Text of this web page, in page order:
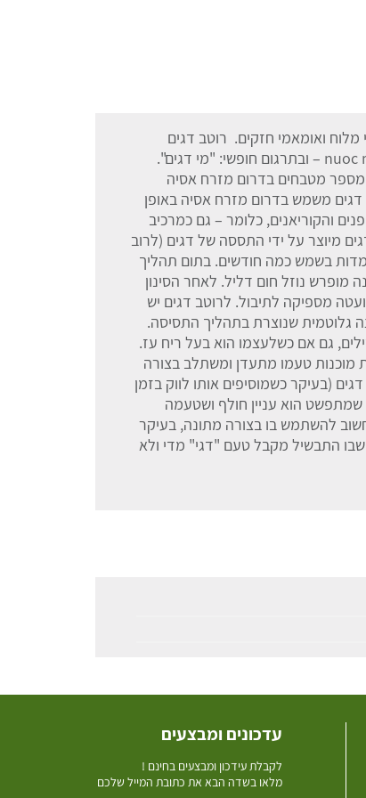
ואומאמי חזקים. רוטב דגים
נקרא בתאילנדית: Nam Pla ובווייטנאמית: nuoc mam – ובתרגום חופשי: "מי דגים".
מספר מטבחים בדרום מזרח אסיה
דגים משמש בדרום מזרח אסיה באופן
והקוריאנים, כלומר – גם כמרכיב
מיוצר על ידי התססה של דגים (לרוב
בשמש כמה חודשים. בתום תהליך
נוזל חום דליל. לאחר הסינון
מספיקה לתיבול. לרוטב דגים יש
גלוטמית שנוצרת בתהליך התסיסה.
גם אם כשלעצמו הוא בעל ריח עז.
מוכנות טעמו מתעדן ומשתלב בצורה
(בעיקר כשמוסיפים אותו לווק בזמן
הוא עניין חולף ושטעמה
להשתמש בו בצורה מתונה, בעיקר
התבשיל מקבל טעם "דגי" מדי ולא
עדכונים ומבצעים
לקבלת עידכון ומבצעים בחינם !
מלאו בשדה הבא את כתובת המייל שלכם